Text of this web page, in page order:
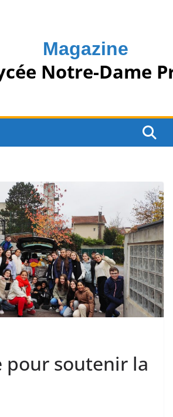
Magazine
Notre-Dame
pour soutenir la